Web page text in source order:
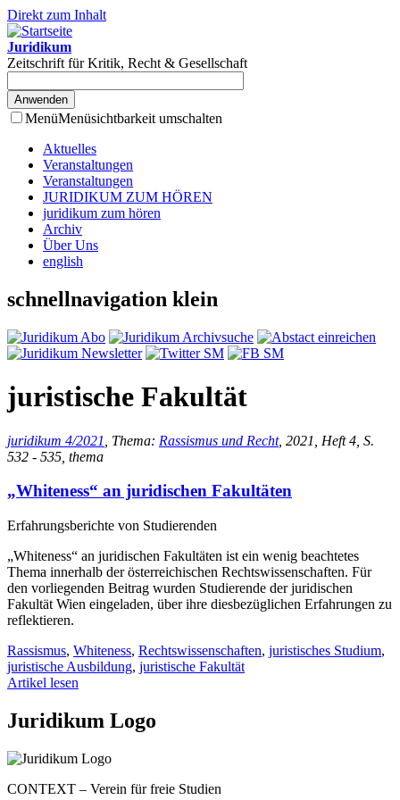
Direkt zum Inhalt
Juridikum
Zeitschrift für Kritik, Recht & Gesellschaft
MenüMenüsichtbarkeit umschalten
Aktuelles
Veranstaltungen
Veranstaltungen
JURIDIKUM ZUM HÖREN
juridikum zum hören
Archiv
Über Uns
english
schnellnavigation klein
juristische Fakultät
juridikum 4/2021 , Thema: Rassismus und Recht, 2021, Heft 4, S.
532 - 535, thema
„Whiteness“ an juridischen Fakultäten
Erfahrungsberichte von Studierenden
„Whiteness“ an juridischen Fakultäten ist ein wenig beachtetes
Thema innerhalb der österreichischen Rechtswissenschaften. Für
den vorliegenden Beitrag wurden Studierende der juridischen
Fakultät Wien eingeladen, über ihre diesbezüglichen Erfahrungen zu
reflektieren.
Rassismus, Whiteness, Rechtswissenschaften, juristisches Studium,
juristische Ausbildung, juristische Fakultät
Artikel lesen
Juridikum Logo
CONTEXT – Verein für freie Studien